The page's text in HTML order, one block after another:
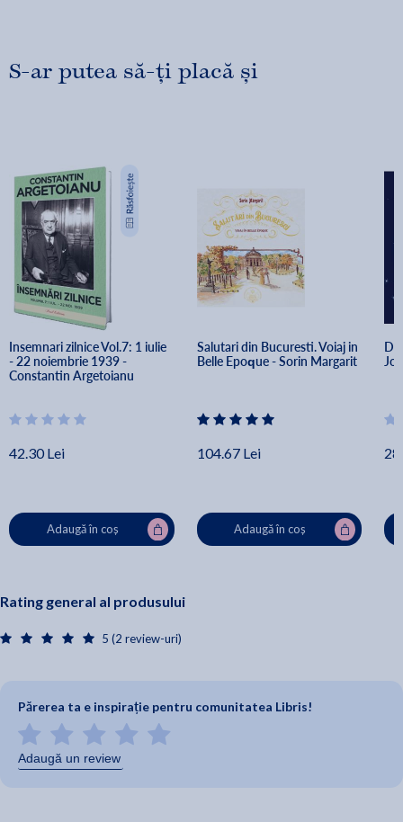
S-ar putea să-ți placă și
Insemnari zilnice Vol.7: 1 iulie
- 22 noiembrie 1939 -
Constantin Argetoianu
42.30 Lei
Adaugă în coș
Salutari din Bucuresti. Voiaj in
Belle Epoque - Sorin Margarit
104.67 Lei
Adaugă în coș
Rating general al produsului
5 (2 review-uri)
Părerea ta e inspirație pentru comunitatea Libris!
Adaugă un review